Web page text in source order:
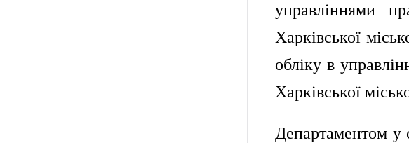
управліннями
Харківської
обліку в
Харківської
Департаментом у